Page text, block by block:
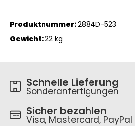
Produktnummer:2884D-523
Gewicht:22 kg
Schnelle Lieferung
Sonderanfertigungen
Sicher bezahlen
Visa, Mastercard, PayPal